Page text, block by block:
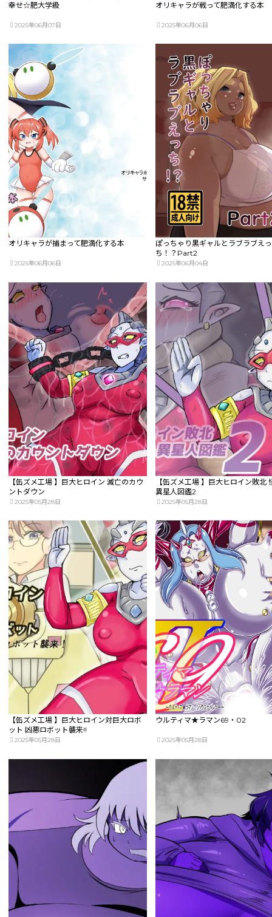
幸せ☆肥大学級
2025年06月07日
オリキャラが戦って肥満化する本
2025年06月06日
オリキャラが捕まって肥満化する本
2025年06月06日
ぽっちゃり黒ギャルとラブラブえっ
ち！？Part2
2025年06月04日
【缶ズメ工場 】巨大ヒロイン 滅亡のカウ
ントダウン
2025年05月28日
【缶ズメ工場 】巨大ヒロイン敗北
異星人図鑑2
2025年05月28日
【缶ズメ工場 】巨大ヒロイン対巨大ロボ
ット 凶悪ロボット襲来!!
2025年05月28日
ウルティマ★ラマン69・02
2025年05月28日